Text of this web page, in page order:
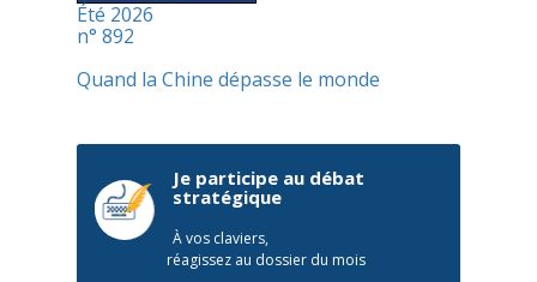
Été 2026
n° 892
Quand la Chine dépasse le monde
Je participe au débat
stratégique
À vos claviers,
réagissez au dossier du mois